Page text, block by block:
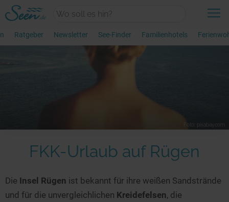
+
Erlebnisse am Wasser
Magische Orte
Draußen aktiv
Aktuelle Angebote
Top-Reiseziele
Familienurlaub
Unterkünfte
Unterkünfte am Wasser
Ratgeber Newsletter See-Finder Familienhotels
Foto: pixabay.com
FKK-Urlaub auf Rügen
Die Insel Rügen ist bekannt für ihre weißen Sandstrände
und für die unvergleichlichen Kreidefelsen, die